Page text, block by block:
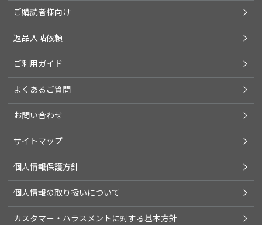
ご購読者様向け
返品入帖依頼
ご利用ガイド
よくあるご質問
お問い合わせ
サイトマップ
個人情報保護方針
個人情報の取り扱いについて
カスタマー・ハラスメントに対する基本方針